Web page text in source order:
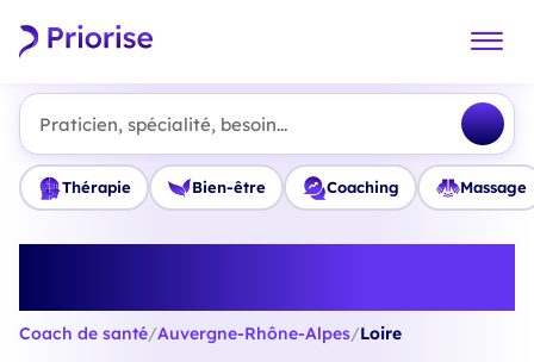
Praticien, spécialité, besoin...
Thérapie Bien-être Coaching Massage
Coach de santé/Auvergne-Rhône-Alpes/Loire